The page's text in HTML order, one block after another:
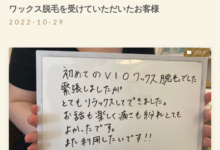
ワックス脱毛を受けていただいたお客様
2022-10-29
ブログ